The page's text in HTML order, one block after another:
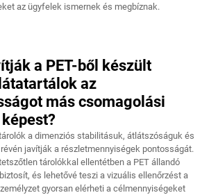
az ügyfelek ismernek és megbíznak.
a PET-ből készült
az
más csomagolási
a dimenziós stabilitásuk, átlátszóságuk és
javítják a részletmennyiségek pontosságát.
tárolókkal ellentétben a PET állandó
és lehetővé teszi a vizuális ellenőrzést a
gyorsan elérheti a célmennyiségeket